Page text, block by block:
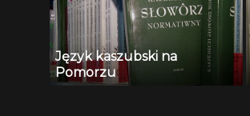
Język kaszubski na
Pomorzu